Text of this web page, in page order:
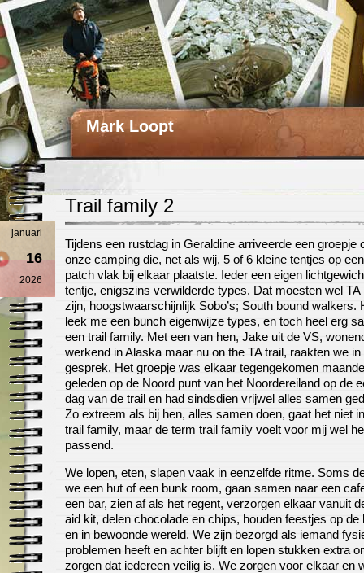
Mark Loopt
Trail family 2
januari
16
2026
Tijdens een rustdag in Geraldine arriveerde een groepje
onze camping die, net als wij, 5 of 6 kleine tentjes op een
patch vlak bij elkaar plaatste. Ieder een eigen
tentje, enigszins verwilderde types. Dat moesten wel TA
zijn, hoogstwaarschijnlijk Sobo’s; South bound walkers.
leek me een bunch eigenwijze types, en toch heel erg
een trail family. Met een van hen, Jake uit de VS,
werkend in Alaska maar nu on the TA trail, raakten we in
gesprek. Het groepje was elkaar tegengekomen
geleden op de Noord punt van het Noordereiland op de
dag van de trail en had sindsdien vrijwel alles samen
Zo extreem als bij hen, alles samen doen, gaat het niet
trail family, maar de term trail family voelt voor mij wel
passend.
We lopen, eten, slapen vaak in eenzelfde ritme. Soms
we een hut of een bunk room, gaan samen naar een
een bar, zien af als het regent, verzorgen elkaar vanuit
aid kit, delen chocolade en chips, houden feestjes op de
en in bewoonde wereld. We zijn bezorgd als iemand
problemen heeft en achter blijft en lopen stukken extra
zorgen dat iedereen veilig is. We zorgen voor elkaar en